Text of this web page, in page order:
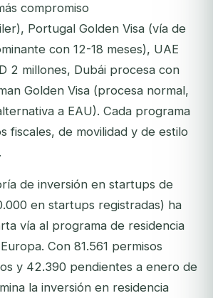
compromiso
Portugal Golden Visa (vía de
con 12-18 meses), UAE
2 millones, Dubái procesa con
Golden Visa (procesa normal,
a EAU). Cada programa
fiscales, de movilidad y de estilo
de inversión en startups de
en startups registradas) ha
vía al programa de residencia
Con 81.561 permisos
y 42.390 pendientes a enero de
la inversión en residencia